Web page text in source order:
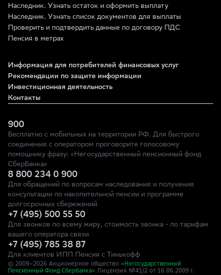
Наследник. Узнать остаток и оформить выплату
Наследник. Узнать список документов для выплаты
Проверить и подтвердить данные по договору ПДС
Пенсия в метрах
Информация для потребителей финансовых услуг
Рекомендации по защите информации
Инвестиционная деятельность
Контакты
900
Бесплатно с мобильных на территории РФ. Для быстрого
соединения с оператором проговорите голосовому
помощнику фразу: «Негосударственный пенсионный фонд
СберБанка»
8 800 234 0 900
Для обращений по вопросам наследования и получения
консультации по накопительной пенсии и программе
долгосрочных сбережений
+7 (495) 500 55 50
Для звонков по всему миру, стоимость звонка - по тарифам
вашего оператора связи
+7 (495) 785 38 87
Для клиентов ИПП Пенсия с Тинькофф
© 2009–2026 Акционерное общество « Негосударственный
Пенсионный Фонд Сбербанка» Лицензия №41/2 от 16.06.2009 г.